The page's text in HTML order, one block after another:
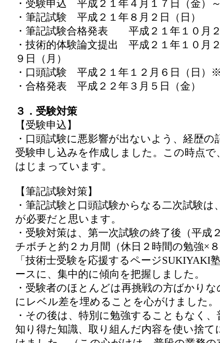
・受験申込 平成２１年４月１７日（金
・筆記試験 平成２１年８月２日（日）
・筆記試験合格発表 平成２１年１０月
・技術的体験論文提出 平成２１年１０月
９日（月）
・口頭試験 平成２１年１２月６日（日）
・合格発表 平成２２年３月５日（金）
３．受験対策
【受験申込】
・口頭試験に悪影響が出ないよう、経歴
受験申し込みを作成しました。この時点で
はじまっています。
【筆記試験対策】
・筆記試験と口頭試験からなる二次試験
が必要だと思います。
・受験対策は、第一次試験の終了後（平成
チボチと約２カ月間（休日２時間の勉強×
「技術士受験を応援するページSUKIYAKI
ースに、集中的に傾向を把握しました。
・受験者のほとんどは再挑戦の方ばかり
にレベル差を埋めることを心がけました。
・その後は、特別に勉強することもなく
知り得た知識、取り組んだ内容を使い捨